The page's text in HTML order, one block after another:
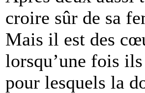
croire sûr de sa
Mais il est des
lorsqu’une fois
pour lesquels la